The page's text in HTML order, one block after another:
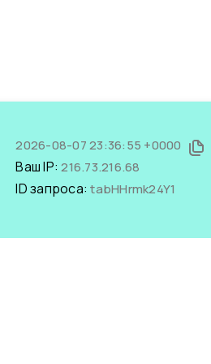
2026-08-07 23:36:55 +0000
Ваш IP:216.73.216.68
ID запроса:tabHHrmk24Y1